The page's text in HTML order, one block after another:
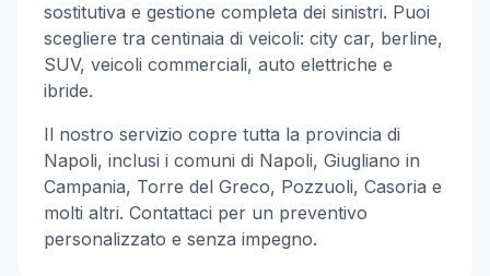
sostitutiva e gestione completa dei sinistri. Puoi
scegliere tra centinaia di veicoli: city car, berline,
SUV, veicoli commerciali, auto elettriche e
ibride.
Il nostro servizio copre tutta la provincia di
Napoli, inclusi i comuni di Napoli, Giugliano in
Campania, Torre del Greco, Pozzuoli, Casoria e
molti altri. Contattaci per un preventivo
personalizzato e senza impegno.